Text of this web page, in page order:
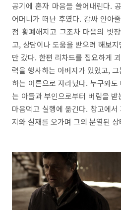
공기에 혼자 마음을 쓸어내린다.
어머니가 떠난 후였다. 감싸 안아
점 황폐해지고 그조차 마음의 빗
고, 상담이나 도움을 받으려 해보
만 갔다. 한편 리차드를 집요하게
력을 행사하는 아버지가 있었고,
하는 어른으로 자라났다. 누구와
는 아들과 부인으로부터 버림을
마음먹고 실행에 옮긴다. 창고에
지와 실재를 오가며 그의 분열된